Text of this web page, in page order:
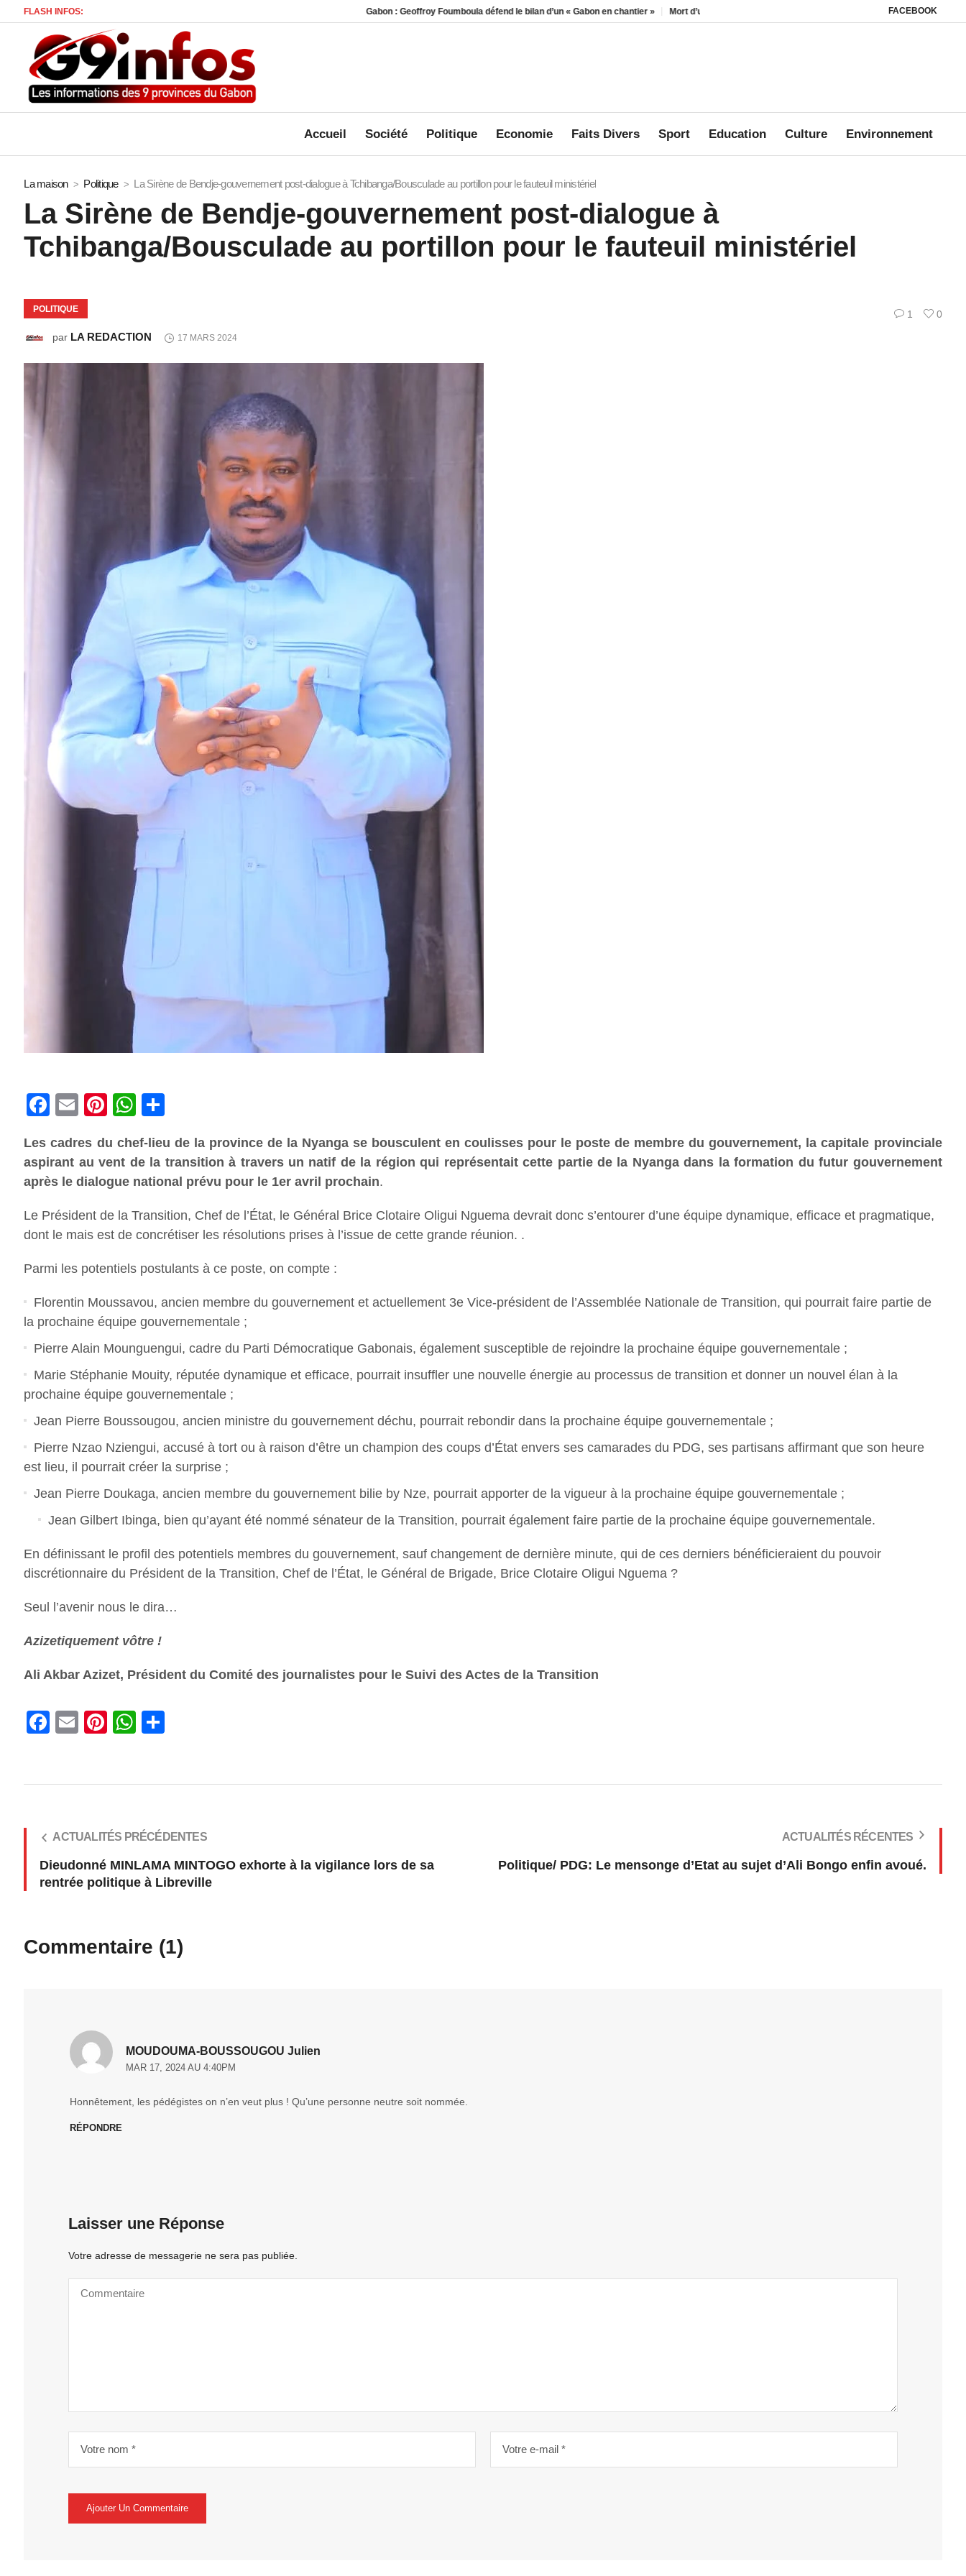
FACEBOOK
FLASH INFOS: Gabon : Geoffroy Foumboula défend le bilan d’un « Gabon en chantier » Mort d’un enfant à Lambaréné : Le drame qui interpelle sur la sécurité au sein des foyers
Accueil Société Politique Economie Faits Divers Sport Education Culture Environnement
La maison Politique La Sirène de Bendje-gouvernement post-dialogue à Tchibanga/Bousculade au portillon pour le fauteuil ministériel
La Sirène de Bendje-gouvernement post-dialogue à
Tchibanga/Bousculade au portillon pour le fauteuil ministériel
POLITIQUE 1 0
par LA REDACTION 17 MARS 2024
Facebook
Email PinterestWhatsApp
Les cadres du chef-lieu de la province de la Nyanga se bousculent en coulisses pour le poste de membre du gouvernement, la capitale provinciale
aspirant au vent de la transition à travers un natif de la région qui représentait cette partie de la Nyanga dans la formation du futur gouvernement
après le dialogue national prévu pour le 1er avril prochain.
Le Président de la Transition, Chef de l’État, le Général Brice Clotaire Oligui Nguema devrait donc s’entourer d’une équipe dynamique, efficace et pragmatique,
dont le mais est de concrétiser les résolutions prises à l’issue de cette grande réunion. .
Parmi les potentiels postulants à ce poste, on compte :
Florentin Moussavou, ancien membre du gouvernement et actuellement 3e Vice-président de l’Assemblée Nationale de Transition, qui pourrait faire partie de
la prochaine équipe gouvernementale ;
Pierre Alain Mounguengui, cadre du Parti Démocratique Gabonais, également susceptible de rejoindre la prochaine équipe gouvernementale ;
Marie Stéphanie Mouity, réputée dynamique et efficace, pourrait insuffler une nouvelle énergie au processus de transition et donner un nouvel élan à la
prochaine équipe gouvernementale ;
Jean Pierre Boussougou, ancien ministre du gouvernement déchu, pourrait rebondir dans la prochaine équipe gouvernementale ;
Pierre Nzao Nziengui, accusé à tort ou à raison d’être un champion des coups d’État envers ses camarades du PDG, ses partisans affirmant que son heure
est lieu, il pourrait créer la surprise ;
Jean Pierre Doukaga, ancien membre du gouvernement bilie by Nze, pourrait apporter de la vigueur à la prochaine équipe gouvernementale ;
Jean Gilbert Ibinga, bien qu’ayant été nommé sénateur de la Transition, pourrait également faire partie de la prochaine équipe gouvernementale.
En définissant le profil des potentiels membres du gouvernement, sauf changement de dernière minute, qui de ces derniers bénéficieraient du pouvoir
discrétionnaire du Président de la Transition, Chef de l’État, le Général de Brigade, Brice Clotaire Oligui Nguema ?
Seul l’avenir nous le dira…
Azizetiquement vôtre !
Ali Akbar Azizet, Président du Comité des journalistes pour le Suivi des Actes de la Transition
Facebook
Email PinterestWhatsApp
ACTUALITÉS PRÉCÉDENTES
Dieudonné MINLAMA MINTOGO exhorte à la vigilance lors de sa
rentrée politique à Libreville
ACTUALITÉS RÉCENTES
Politique/ PDG: Le mensonge d’Etat au sujet d’Ali Bongo enfin avoué.
Commentaire (1)
MOUDOUMA-BOUSSOUGOU Julien
MAR 17, 2024 AU 4:40PM
Honnêtement, les pédégistes on n’en veut plus ! Qu’une personne neutre soit nommée.
RÉPONDRE
Laisser une Réponse
Votre adresse de messagerie ne sera pas publiée.